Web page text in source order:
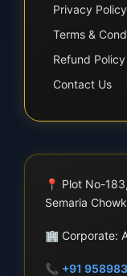
Privacy Policy
Terms &
Refund Policy
Contact Us
📍 Plot No-
Semaria
🏢 Corporate:
📞 +91